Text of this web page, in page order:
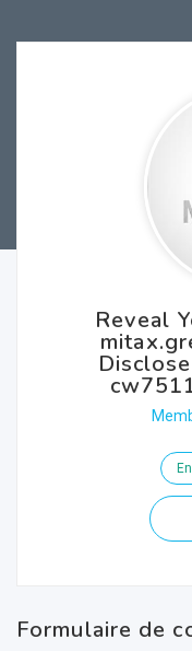
Reveal
Formulaire de